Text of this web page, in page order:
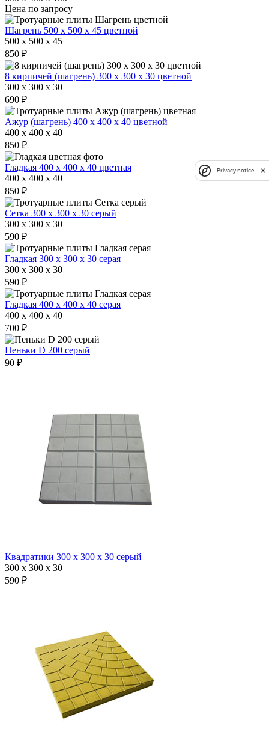
Цена по запросу
Шагрень 500 х 500 х 45 цветной
500 x 500 x 45
850 ₽
8 кирпичей (шагрень) 300 х 300 х 30 цветной
300 x 300 x 30
690 ₽
Ажур (шагрень) 400 х 400 х 40 цветной
400 x 400 x 40
850 ₽
Гладкая 400 х 400 х 40 цветная
400 x 400 x 40
850 ₽
Сетка 300 х 300 х 30 серый
300 x 300 x 30
590 ₽
Гладкая 300 х 300 х 30 серая
300 x 300 x 30
590 ₽
Гладкая 400 х 400 х 40 серая
400 x 400 x 40
700 ₽
Пеньки D 200 серый
90 ₽
Квадратики 300 х 300 х 30 серый
300 x 300 x 30
590 ₽
Privacy notice